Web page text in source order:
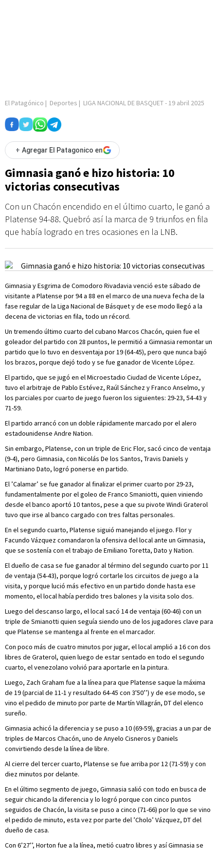
El Patagónico | Deportes | LIGA NACIONAL DE BASQUET- 19 abril 2025
+ Agregar El Patagonico en
Gimnasia ganó e hizo historia: 10
victorias consecutivas
Con un Chacón encendido en el último cuarto, le ganó a
Platense 94-88. Quebró así la marca de 9 triunfos en fila
que había logrado en tres ocasiones en la LNB.
Gimnasia y Esgrima de Comodoro Rivadavia venció este sábado de
visitante a Platense por 94 a 88 en el marco de una nueva fecha de la
fase regular de la Liga Nacional de Básquet y de ese modo llegó a la
decena de victorias en fila, todo un récord.
Un tremendo último cuarto del cubano Marcos Chacón, quien fue el
goleador del partido con 28 puntos, le permitió a Gimnasia remontar un
partido que lo tuvo en desventaja por 19 (64-45), pero que nunca bajó
los brazos, porque dejó todo y se fue ganador de Vicente López.
El partido, que se jugó en el Microestadio Ciudad de Vicente López,
tuvo el arbitraje de Pablo Estévez, Raúl Sánchez y Franco Anselmo, y
los parciales por cuarto de juego fueron los siguientes: 29-23, 54-43 y
71-59.
El partido arrancó con un doble rápidamente marcado por el alero
estadounidense Andre Nation.
Sin embargo, Platense, con un triple de Eric Flor, sacó cinco de ventaja
(9-4), pero Gimnasia, con Nicolás De los Santos, Travis Daniels y
Martiniano Dato, logró ponerse en partido.
El ’Calamar’ se fue ganador al finalizar el primer cuarto por 29-23,
fundamentalmente por el goleo de Franco Smaniotti, quien viniendo
desde el banco aportó 10 tantos, pese a que su pivote Windi Graterol
tuvo que irse al banco cargado con tres faltas personales.
En el segundo cuarto, Platense siguió manejando el juego. Flor y
Facundo Vázquez comandaron la ofensiva del local ante un Gimnasia,
que se sostenía con el trabajo de Emiliano Toretta, Dato y Nation.
El dueño de casa se fue ganador al término del segundo cuarto por 11
de ventaja (54-43), porque logró cortarle los circuitos de juego a la
visita, y porque lució más efectivo en un partido donde hasta ese
momento, el local había perdido tres balones y la visita solo dos.
Luego del descanso largo, el local sacó 14 de ventaja (60-46) con un
triple de Smianotti quien seguía siendo uno de los jugadores clave para
que Platense se mantenga al frente en el marcador.
Con poco más de cuatro minutos por jugar, el local amplió a 16 con dos
libres de Graterol, quien luego de estar sentado en todo el segundo
cuarto, el venezolano volvió para aportarle en la pintura.
Luego, Zach Graham fue a la línea para que Platense saque la máxima
de 19 (parcial de 11-1 y resultado 64-45 con 3'50’’) y de ese modo, se
vino el pedido de minuto por parte de Martín Villagrán, DT del elenco
sureño.
Gimnasia achicó la diferencia y se puso a 10 (69-59), gracias a un par de
triples de Marcos Chacón, uno de Anyelo Cisneros y Daniels
convirtiendo desde la línea de libre.
Al cierre del tercer cuarto, Platense se fue arriba por 12 (71-59) y con
diez minutos por delante.
En el último segmento de juego, Gimnasia salió con todo en busca de
seguir chicando la diferencia y lo logró porque con cinco puntos
seguidos de Chacón, la visita se puso a cinco (71-66) por lo que se vino
el pedido de minuto, esta vez por parte del ’Cholo’ Vázquez, DT del
dueño de casa.
Con 6’27’’, Horton fue a la línea, metió cuatro libres y así Gimnasia se